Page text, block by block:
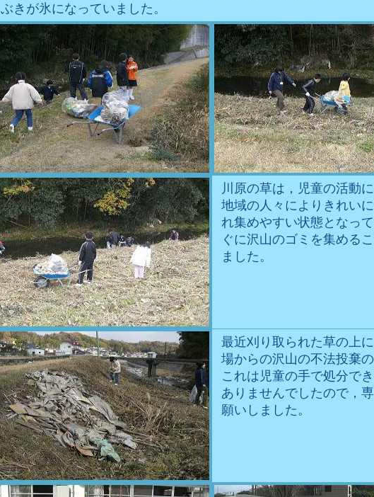
ぶきが氷になっていました。
川原の草は，児童の活動
地域の人々によりきれい
れ集めやすい状態となっ
ぐに沢山のゴミを集める
ました。
最近刈り取られた草の上
場からの沢山の不法投棄
これは児童の手で処分で
ありませんでしたので，
願いしました。